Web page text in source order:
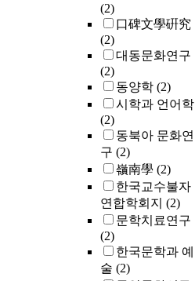
(2)
口碑文學硏究
(2)
대동문화연구
(2)
동양학 (2)
시학과 언어학
(2)
동북아 문화연
구 (2)
嶺南學 (2)
한국교수불자
연합학회지 (2)
문학치료연구
(2)
한국문학과 예
술 (2)